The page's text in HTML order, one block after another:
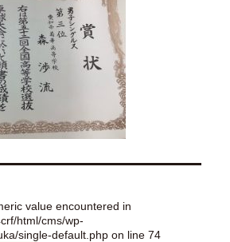
value encountered in
html/cms/wp-
single-default.php on line 74